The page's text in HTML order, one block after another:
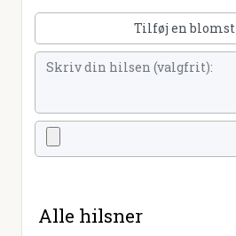
Tilføj en blomst
Alle hilsner